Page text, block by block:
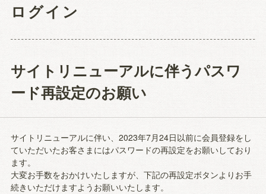
ログイン
サイトリニューアルに伴うパスワ
ード再設定のお願い
サイトリニューアルに伴い、2023年7月24日以前に会員登録をし
ていただいたお客さまにはパスワードの再設定をお願いしており
ます。
大変お手数をおかけいたしますが、下記の再設定ボタンよりお手
続きいただけますようお願いいたします。